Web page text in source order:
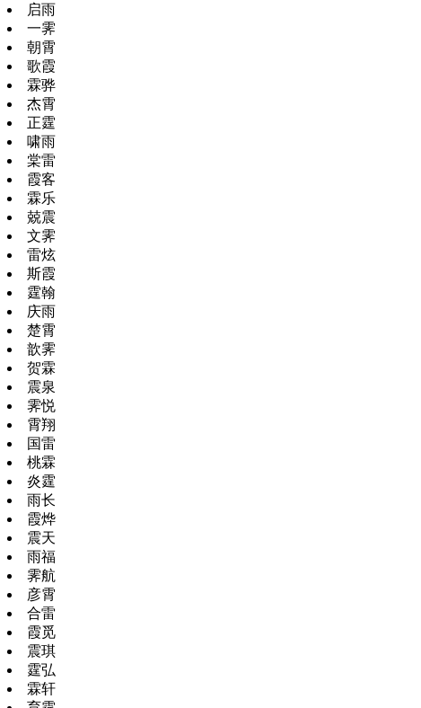
启雨
一霁
朝霄
歌霞
霖骅
杰霄
正霆
啸雨
棠雷
霞客
霖乐
兢震
文霁
雷炫
斯霞
霆翰
庆雨
楚霄
歆霁
贺霖
震泉
霁悦
霄翔
国雷
桃霖
炎霆
雨长
霞烨
震天
雨福
霁航
彦霄
合雷
霞觅
震琪
霆弘
霖轩